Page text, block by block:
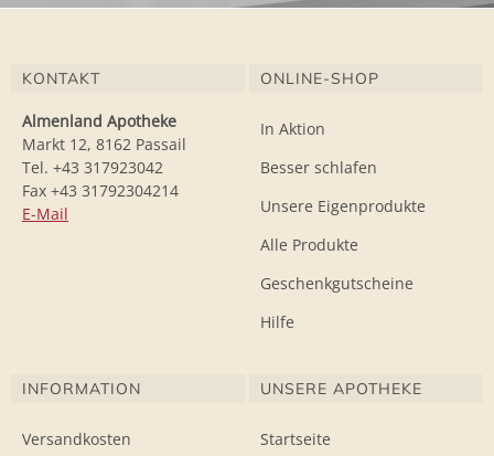
KONTAKT
Almenland Apotheke
Markt 12, 8162 Passail
Tel. +43 317923042
Fax +43 31792304214
E-Mail
ONLINE-SHOP
In Aktion
Besser schlafen
Unsere Eigenprodukte
Alle Produkte
Geschenkgutscheine
Hilfe
INFORMATION
Versandkosten
UNSERE APOTHEKE
Startseite